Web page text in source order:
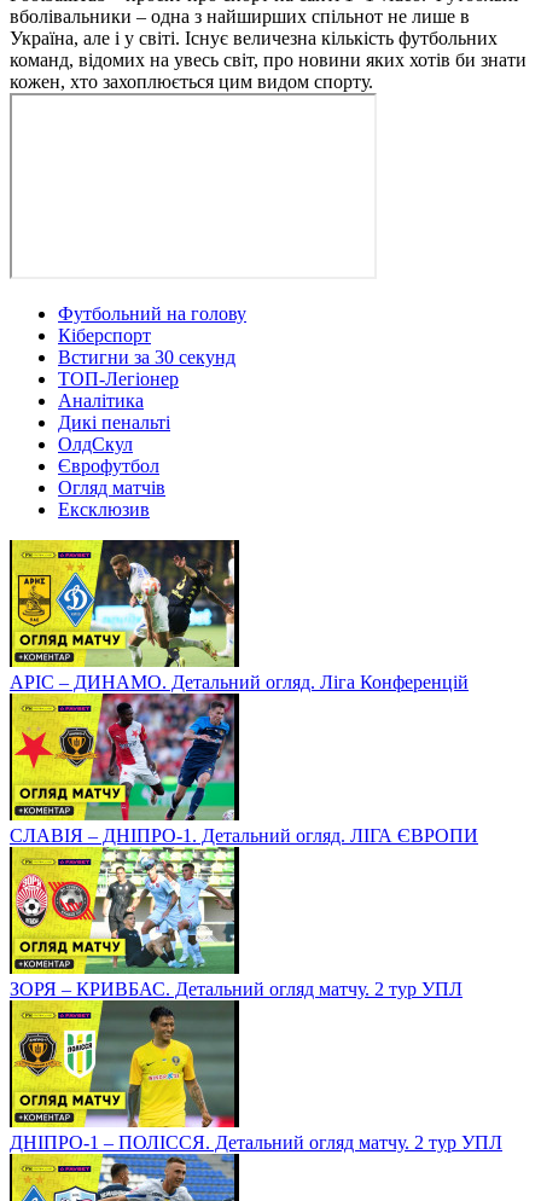
вболівальники – одна з найширших спільнот не лише в
Україна, але і у світі. Існує величезна кількість футбольних
команд, відомих на увесь світ, про новини яких хотів би знати
кожен, хто захоплюється цим видом спорту.
Футбольний на голову
Кіберспорт
Встигни за 30 секунд
ТОП-Легіонер
Аналітика
Дикі пенальті
ОлдСкул
Єврофутбол
Огляд матчів
Ексклюзив
АРІС – ДИНАМО. Детальний огляд. Ліга Конференцій
СЛАВІЯ – ДНІПРО-1. Детальний огляд. ЛІГА ЄВРОПИ
ЗОРЯ – КРИВБАС. Детальний огляд матчу. 2 тур УПЛ
ДНІПРО-1 – ПОЛІССЯ. Детальний огляд матчу. 2 тур УПЛ